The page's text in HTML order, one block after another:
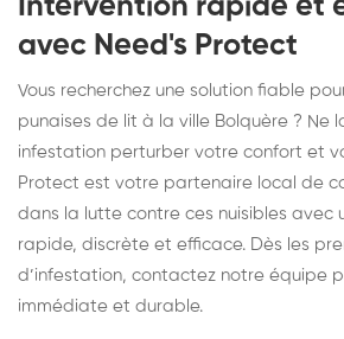
Intervention rapide et
avec Need's Protect
Vous recherchez une solution fiable
punaises de lit à la ville Bolquère ? Ne
infestation perturber votre confort et
Protect est votre partenaire local de
dans la lutte contre ces nuisibles avec
rapide, discrète et efficace. Dès les
d’infestation, contactez notre équipe
immédiate et durable.